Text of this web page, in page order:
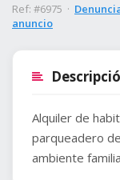
Ref: #6975 ·
anuncio
Alquiler de
parqueadero
ambiente